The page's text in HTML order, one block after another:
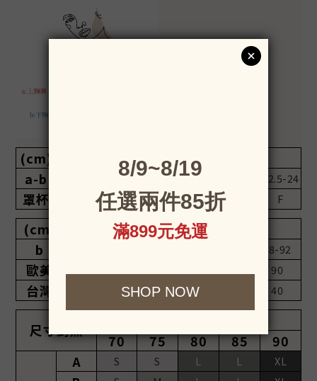
(cm)
上胸圍-下胸圍
a-b
10-12.5 12.5-15 15-17.5 22.5-24
罩杯 B C D F
(cm)
下胸圍
b
88-92
歐美 90
台灣 34 36 40
尺寸對照
70
75 80 85 90
A S S L L XL